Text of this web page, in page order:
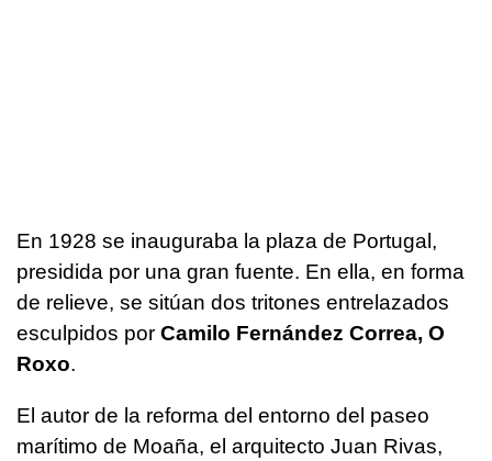
En 1928 se inauguraba la plaza de Portugal,
presidida por una gran fuente. En ella, en forma
de relieve, se sitúan dos tritones entrelazados
esculpidos por Camilo Fernández Correa, O
Roxo.
El autor de la reforma del entorno del paseo
marítimo de Moaña, el arquitecto Juan Rivas,